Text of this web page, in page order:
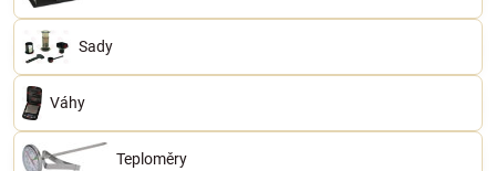
Sady
Váhy
Teploměry